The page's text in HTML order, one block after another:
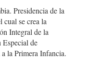
Presidencia de la
se crea la
Integral de la
de
la Primera Infancia.